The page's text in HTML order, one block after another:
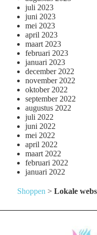
juli 2023
juni 2023
mei 2023
april 2023
maart 2023
februari 2023
januari 2023
december 2022
november 2022
oktober 2022
september 2022
augustus 2022
juli 2022
juni 2022
mei 2022
april 2022
maart 2022
februari 2022
januari 2022
Shoppen > Lokale